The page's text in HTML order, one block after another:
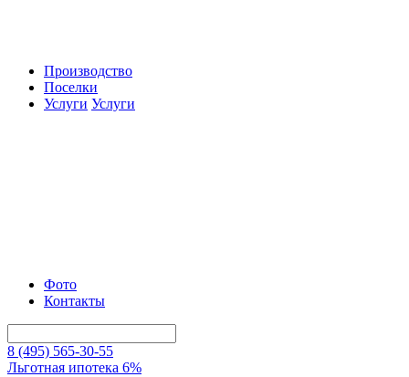
Производство
Поселки
Услуги Услуги
Фото
Контакты
8 (495) 565-30-55
Льготная ипотека 6%